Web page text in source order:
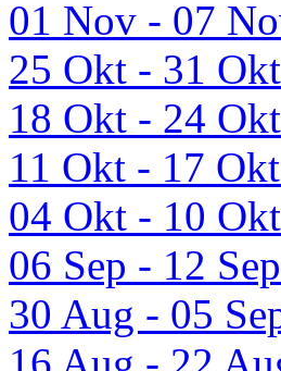
01 Nov - 07
25 Okt - 31
18 Okt - 24
11 Okt - 17
04 Okt - 10
06 Sep - 12
30 Aug - 05